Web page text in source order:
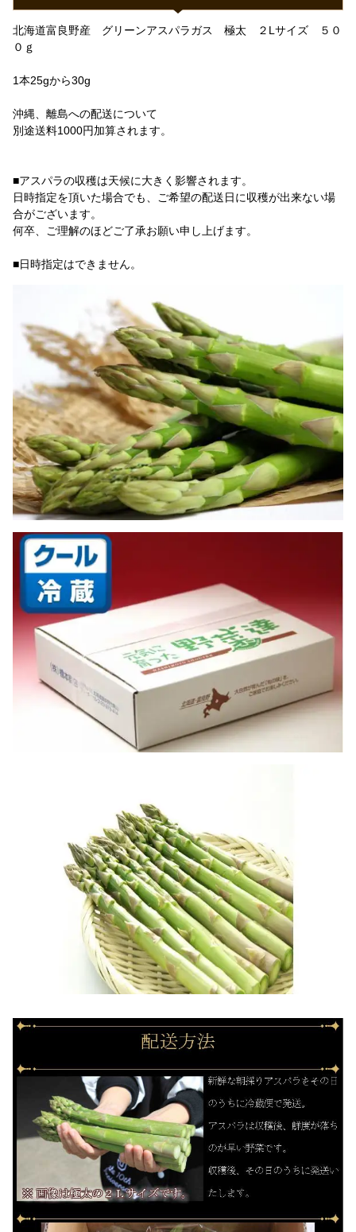
北海道富良野産 グリーンアスパラガス 極太 ２Lサイズ ５０
０ｇ
1本25gから30g
沖縄、離島への配送について
別途送料1000円加算されます。
■アスパラの収穫は天候に大きく影響されます。
日時指定を頂いた場合でも、ご希望の配送日に収穫が出来ない場
合がございます。
何卒、ご理解のほどご了承お願い申し上げます。
■日時指定はできません。